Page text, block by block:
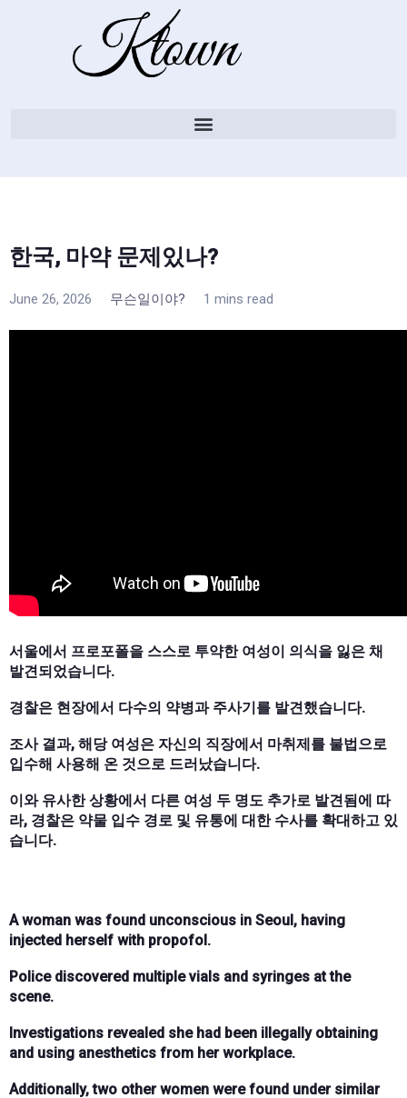
한국, 마약 문제있나?
June 26, 2026 무슨일이야? 1 mins read
서울에서 프로포폴을 스스로 투약한 여성이 의식을 잃은 채
발견되었습니다.
경찰은 현장에서 다수의 약병과 주사기를 발견했습니다.
조사 결과, 해당 여성은 자신의 직장에서 마취제를 불법으로
입수해 사용해 온 것으로 드러났습니다.
이와 유사한 상황에서 다른 여성 두 명도 추가로 발견됨에 따
라, 경찰은 약물 입수 경로 및 유통에 대한 수사를 확대하고 있
습니다.
A woman was found unconscious in Seoul, having
injected herself with propofol.
Police discovered multiple vials and syringes at the
scene.
Investigations revealed she had been illegally obtaining
and using anesthetics from her workplace.
Additionally, two other women were found under similar